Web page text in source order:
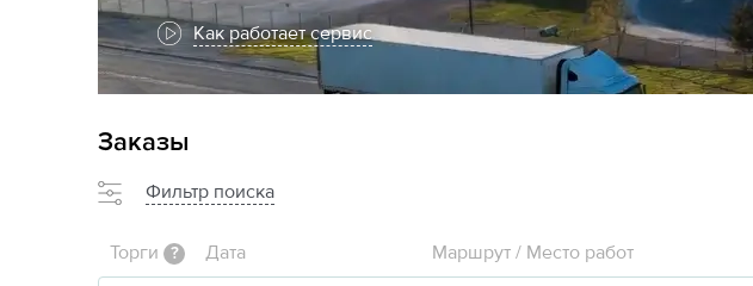
Как работает сервис
Заказы
Фильтр поиска
Торги ? Дата Маршрут / Место работ